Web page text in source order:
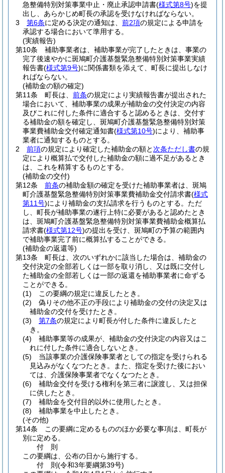
急整備特別対策事業中止・廃止承認申請書(様式第8号)を提
出し、あらかじめ町長の承認を受けなければならない。
3
第6条に定める決定の通知は、 前2項の規定による申請を
承認する場合において準用する。
(実績報告)
第10条
補助事業者は、補助事業が完了したときは、事業の
完了後速やかに斑鳩町介護基盤緊急整備特別対策事業実績
報告書(様式第9号)に関係書類を添えて、町長に提出しなけ
ればならない。
(補助金の額の確定)
第11条
町長は、 前条の規定により実績報告書が提出された
場合において、補助事業の成果が補助金の交付決定の内容
及びこれに付した条件に適合すると認めるときは、交付す
る補助金の額を確定し、斑鳩町介護基盤緊急整備特別対策
事業費補助金交付確定通知書(様式第10号)により、補助事
業者に通知するものとする。
2
前項の規定により確定した補助金の額と 次条ただし書の規
定により概算払で交付した補助金の額に過不足があるとき
は、これを精算するものとする。
(補助金の交付)
第12条
前条の補助金額の確定を受けた補助事業者は、斑鳩
町介護基盤緊急整備特別対策事業費補助金交付請求書(様式
第11号)により補助金の支払請求を行うものとする。 ただ
し、町長が補助事業の遂行上特に必要があると認めたとき
は、斑鳩町介護基盤緊急整備特別対策事業費補助金概算払
請求書(様式第12号)の提出を受け、斑鳩町の予算の範囲内
で補助事業完了前に概算払することができる。
(補助金の返還等)
第13条
町長は、次のいずれかに該当した場合は、補助金の
交付決定の全部若しくは一部を取り消し、又は既に交付し
た補助金の全部若しくは一部の返還を補助事業者に命ずる
ことができる。
(1)
この要綱の規定に違反したとき。
(2)
偽りその他不正の手段により補助金の交付の決定又は
補助金の交付を受けたとき。
(3)
第7条の規定により町長が付した条件に違反したと
き。
(4)
補助事業等の成果が、補助金の交付決定の内容又はこ
れに付した条件に適合しないとき。
(5)
当該事業の介護保険事業者としての指定を受けられる
見込みがなくなつたとき。
また、指定を受けた後におい
ては、介護保険事業者でなくなつたとき。
(6)
補助金交付を受ける権利を第三者に譲渡し、又は担保
に供したとき。
(7)
補助金を交付目的以外に使用したとき。
(8)
補助事業を中止したとき。
(その他)
第14条
この要綱に定めるもののほか必要な事項は、町長が
別に定める。
付 則
この要綱は、公布の日から施行する。
付 則(令和3年要綱第39号)